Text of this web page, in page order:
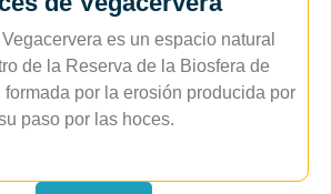
es un espacio natural
de la Reserva de la Biosfera de
formada por la erosión producida por
paso por las hoces.